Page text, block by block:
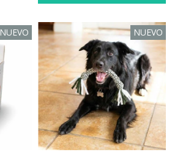
NUEVO NUEVO